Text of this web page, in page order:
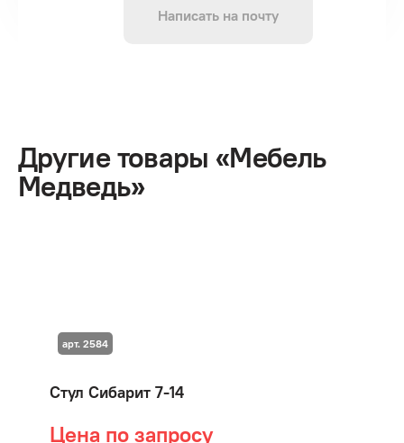
Написать на почту
Другие товары «Мебель
Медведь»
Стул Сибарит 7-14
Цена по запросу
арт. 2584